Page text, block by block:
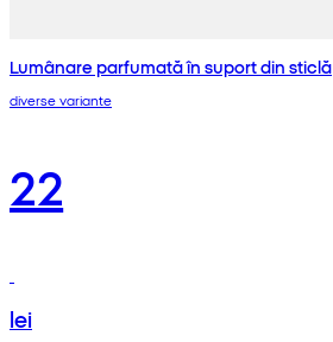
Lumânare parfumată în suport din sticlă
diverse variante
22
lei